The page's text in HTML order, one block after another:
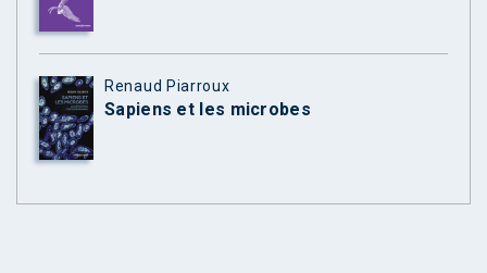
Renaud Piarroux
Sapiens et les microbes